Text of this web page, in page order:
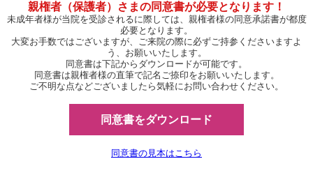
親権者（保護者）さまの同意書が必要となります！
未成年者様が当院を受診されるに際しては、親権者様の同意承諾書が都度
必要となります。
大変お手数ではございますが、ご来院の際に必ずご持参くださいますよ
う、お願いいたします。
同意書は下記からダウンロードが可能です。
同意書は親権者様の直筆で記名ご捺印をお願いいたします。
ご不明な点などございましたら気軽にお問い合わせください。
同意書をダウンロード
同意書の見本はこちら